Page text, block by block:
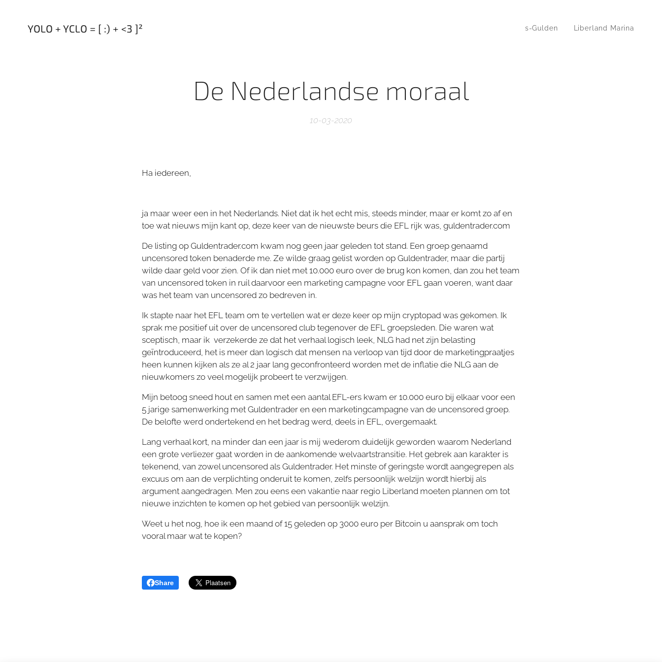
YOLO + YCLO = [ :) + <3 ]² s-Gulden Liberland Marina
De Nederlandse moraal
10-03-2020
Ha iedereen,
ja maar weer een in het Nederlands. Niet dat ik het echt mis, steeds minder, maar er komt zo af en
toe wat nieuws mijn kant op, deze keer van de nieuwste beurs die EFL rijk was, guldentrader.com
De listing op Guldentrader.com kwam nog geen jaar geleden tot stand. Een groep genaamd
uncensored token benaderde me. Ze wilde graag gelist worden op Guldentrader, maar die partij
wilde daar geld voor zien. Of ik dan niet met 10.000 euro over de brug kon komen, dan zou het team
van uncensored token in ruil daarvoor een marketing campagne voor EFL gaan voeren, want daar
was het team van uncensored zo bedreven in.
Ik stapte naar het EFL team om te vertellen wat er deze keer op mijn cryptopad was gekomen. Ik
sprak me positief uit over de uncensored club tegenover de EFL groepsleden. Die waren wat
sceptisch, maar ik verzekerde ze dat het verhaal logisch leek, NLG had net zijn belasting
geïntroduceerd, het is meer dan logisch dat mensen na verloop van tijd door de marketingpraatjes
heen kunnen kijken als ze al 2 jaar lang geconfronteerd worden met de inflatie die NLG aan de
nieuwkomers zo veel mogelijk probeert te verzwijgen.
Mijn betoog sneed hout en samen met een aantal EFL-ers kwam er 10.000 euro bij elkaar voor een
5 jarige samenwerking met Guldentrader en een marketingcampagne van de uncensored groep.
De belofte werd ondertekend en het bedrag werd, deels in EFL, overgemaakt.
Lang verhaal kort, na minder dan een jaar is mij wederom duidelijk geworden waarom Nederland
een grote verliezer gaat worden in de aankomende welvaartstransitie. Het gebrek aan karakter is
tekenend, van zowel uncensored als Guldentrader. Het minste of geringste wordt aangegrepen als
excuus om aan de verplichting onderuit te komen, zelfs persoonlijk welzijn wordt hierbij als
argument aangedragen. Men zou eens een vakantie naar regio Liberland moeten plannen om tot
nieuwe inzichten te komen op het gebied van persoonlijk welzijn.
Weet u het nog, hoe ik een maand of 15 geleden op 3000 euro per Bitcoin u aansprak om toch
vooral maar wat te kopen?
Share